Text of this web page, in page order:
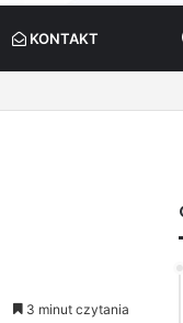
KONTAKT
3 minut czytania